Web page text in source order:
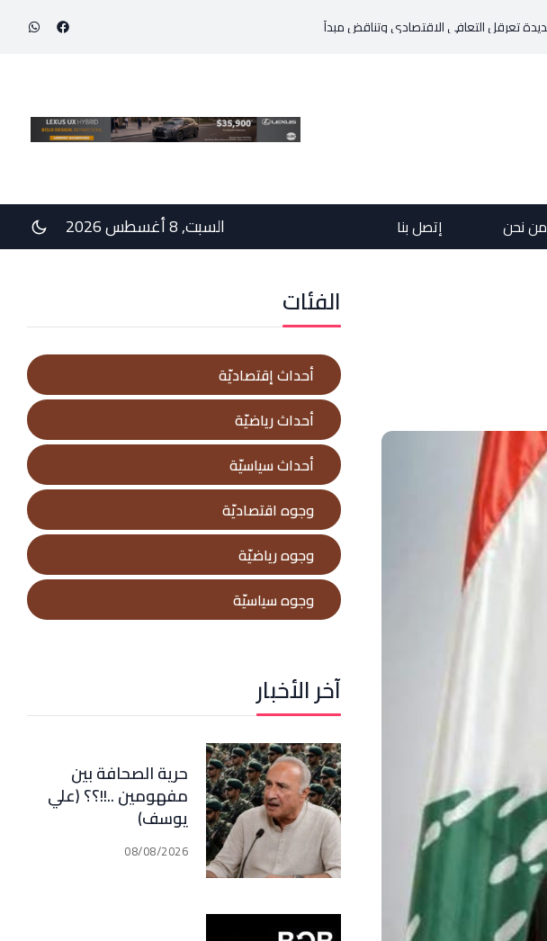
من نحن إتصل بنا السبت, 8 أغسطس 2026
الفئات
أحداث إقتصاديّة
أحداث رياضيّة
أحداث سياسيّة
وجوه اقتصاديّة
وجوه رياضيّة
وجوه سياسيّة
آخر الأخبار
حرية الصحافة بين
مفهومين ..!!؟؟ (علي
يوسف)
08/08/2026